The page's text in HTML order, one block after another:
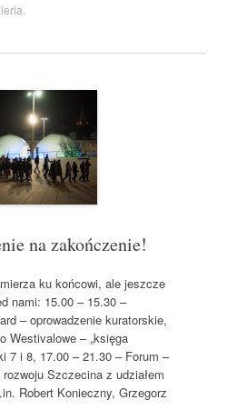
na zakończenie!
ku końcowi, ale jeszcze
nami: 15.00 – 15.30 –
– oprowadzenie kuratorskie,
Westivalowe – „księga
7 i 8, 17.00 – 21.30 – Forum –
Szczecina z udziałem
Robert Konieczny, Grzegorz